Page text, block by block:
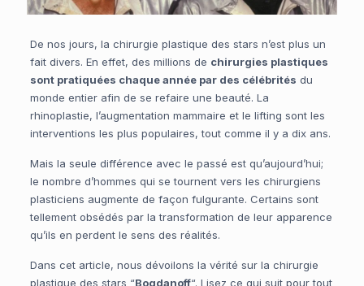
De nos jours, la chirurgie plastique des stars n’est plus un
fait divers. En effet, des millions de chirurgies plastiques
sont pratiquées chaque année par des célébrités du
monde entier afin de se refaire une beauté. La
rhinoplastie, l’augmentation mammaire et le lifting sont les
interventions les plus populaires, tout comme il y a dix ans.
Mais la seule différence avec le passé est qu’aujourd’hui;
le nombre d’hommes qui se tournent vers les chirurgiens
plasticiens augmente de façon fulgurante. Certains sont
tellement obsédés par la transformation de leur apparence
qu’ils en perdent le sens des réalités.
Dans cet article, nous dévoilons la vérité sur la chirurgie
plastique des stars “Bogdanoff“. Lisez ce qui suit pour tout